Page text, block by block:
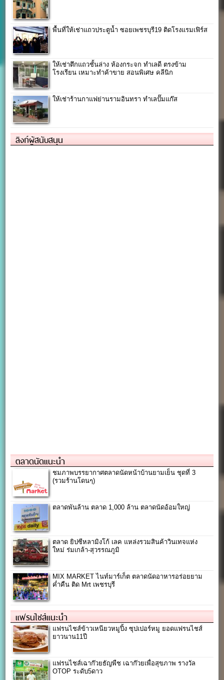
พื้นที่ให้เช่าแถวประตูน้ำ ซอยเพชรบุรี19 ติดโรงแรมเฟิร์ส
ให้เช่าตึกแถวชั้นล่าง ห้องกระจก ทำเลดี ตรงข้าม
โรงเรียน เหมาะทำค้าขาย สอนพิเศษ คลีนิก
ให้เช่าร้านกาแฟย่านรามอินทรา ทำเลปั๊มแก๊ส
ลิงก์ผู้สนับสนุน
ตลาดนัดแนะนำ
ชมภาพบรรยากาศตลาดนัดหน้าบ้านยามเย็น ชุดที่ 3
(รวมร้านโดนๆ)
ตลาดพันล้าน ตลาด 1,000 ล้าน ตลาดนัดอ้อมใหญ่
ตลาด ยิปซีหลามิงโก้ เลค แหล่งรวมสินค้าวินเทจแห่ง
ใหม่ ร่มเกล้า-สุวรรณภูมิ
MIX MARKET ไนท์มาร์เก็ต ตลาดนัดอาหารอร่อยยาม
ค่ำคืน ติด Mrt เพชรบุรี
แฟรนไชส์แนะนำ
แฟรนไชส์ข้าวเหนียวหมูปิ้ง ซุปเปอร์หมู ยอดแฟรนไชส์
ยาวนาน11ปี
แฟรนไชส์เฉาก๊วยธัญพืช เฉาก๊วยเพื่อสุขภาพ รางวัล
OTOP ระดับ5ดาว